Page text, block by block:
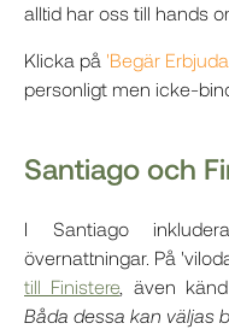
alltid har oss till hands
Klicka på 'Begär
personligt men icke-
Santiago och
I Santiago
övernattningar. På
till Finistere , även
Båda dessa kan väljas